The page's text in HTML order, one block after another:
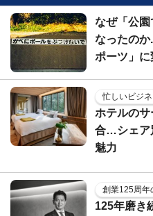
なぜ「公
なったのか
ポーツ」
忙しいビジ
ホテルの
合…シェア
魅力
創業125周年
125年磨き